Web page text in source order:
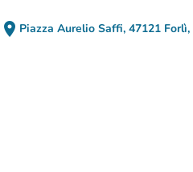
place Piazza Aurelio Saffi, 47121
(abrir en Google
(nueva pestaña)